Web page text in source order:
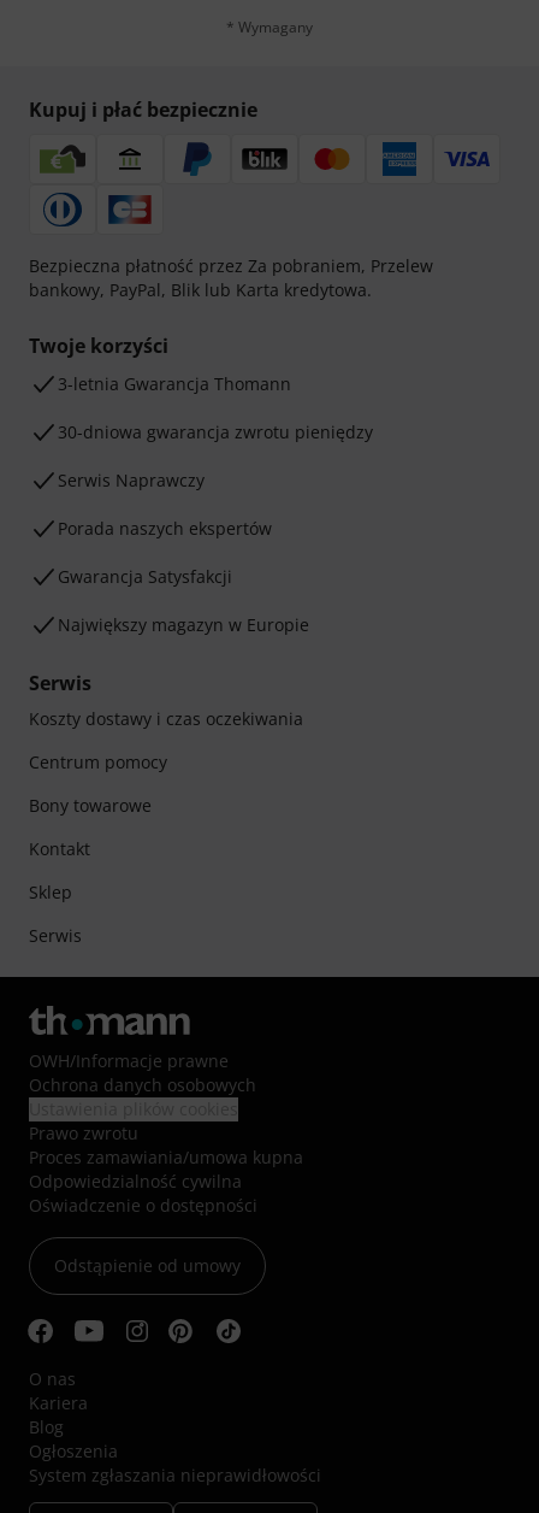
* Wymagany
Kupuj i płać bezpiecznie
Bezpieczna płatność przez Za pobraniem, Przelew
bankowy, PayPal, Blik lub Karta kredytowa.
Twoje korzyści
3-letnia Gwarancja Thomann
30-dniowa gwarancja zwrotu pieniędzy
Serwis Naprawczy
Porada naszych ekspertów
Gwarancja Satysfakcji
Największy magazyn w Europie
Serwis
Koszty dostawy i czas oczekiwania
Centrum pomocy
Bony towarowe
Kontakt
Sklep
Serwis
OWH/Informacje prawne
Ochrona danych osobowych
Prawo zwrotu
Proces zamawiania/umowa kupna
Odpowiedzialność cywilna
Oświadczenie o dostępności
Odstąpienie od umowy
O nas
Kariera
Blog
Ogłoszenia
System zgłaszania nieprawidłowości